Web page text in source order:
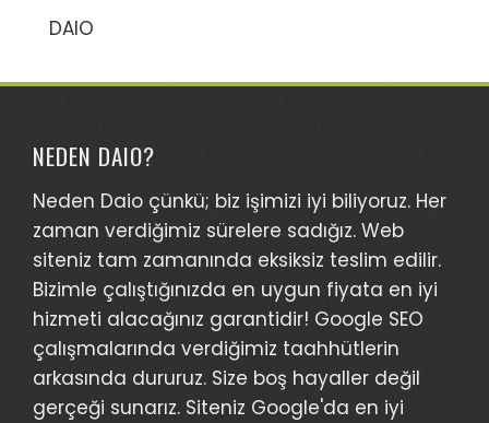
DAIO
NEDEN DAIO?
Neden Daio çünkü; biz işimizi iyi biliyoruz. Her
zaman verdiğimiz sürelere sadığız. Web
siteniz tam zamanında eksiksiz teslim edilir.
Bizimle çalıştığınızda en uygun fiyata en iyi
hizmeti alacağınız garantidir! Google SEO
çalışmalarında verdiğimiz taahhütlerin
arkasında dururuz. Size boş hayaller değil
gerçeği sunarız. Siteniz Google'da en iyi